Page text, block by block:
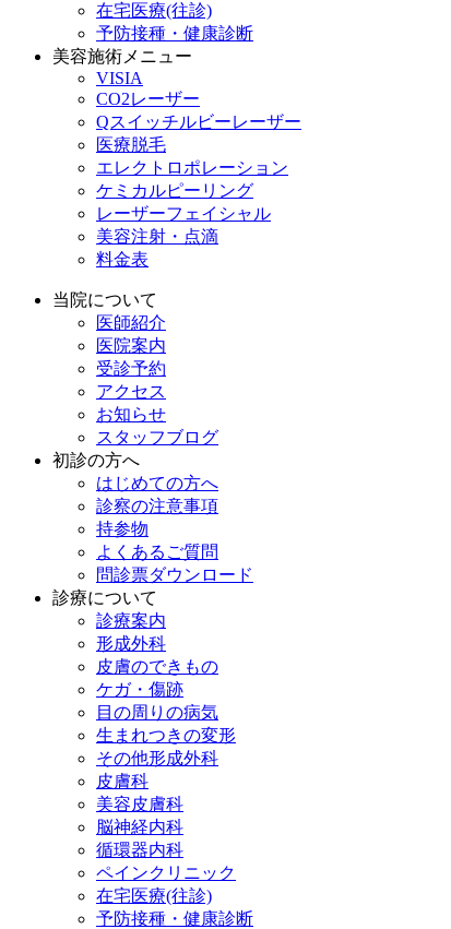
在宅医療(往診)
予防接種・健康診断
美容施術メニュー
VISIA
CO2レーザー
Qスイッチルビーレーザー
医療脱毛
エレクトロポレーション
ケミカルピーリング
レーザーフェイシャル
美容注射・点滴
料金表
当院について
医師紹介
医院案内
受診予約
アクセス
お知らせ
スタッフブログ
初診の方へ
はじめての方へ
診察の注意事項
持参物
よくあるご質問
問診票ダウンロード
診療について
診療案内
形成外科
皮膚のできもの
ケガ・傷跡
目の周りの病気
生まれつきの変形
その他形成外科
皮膚科
美容皮膚科
脳神経内科
循環器内科
ペインクリニック
在宅医療(往診)
予防接種・健康診断